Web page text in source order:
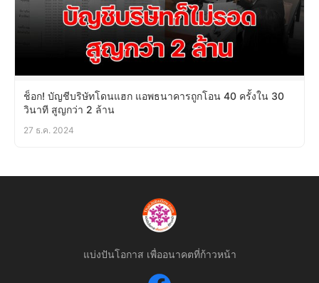
ช็อก! บัญชีบริษัทโดนแฮก แอพธนาคารถูกโอน 40 ครั้งใน 30
วินาที สูญกว่า 2 ล้าน
27 ธ.ค. 2024
แบ่งปันโอกาส เพื่ออนาคตที่ก้าวหน้า